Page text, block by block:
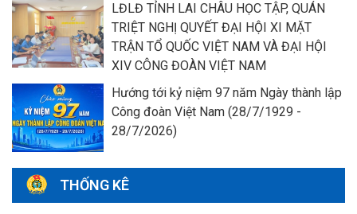
LĐLĐ TỈNH LAI CHÂU HỌC TẬP, QUÁN
TRIỆT NGHỊ QUYẾT ĐẠI HỘI XI MẶT
TRẬN TỔ QUỐC VIỆT NAM VÀ ĐẠI HỘI
XIV CÔNG ĐOÀN VIỆT NAM
Hướng tới kỷ niệm 97 năm Ngày thành lập
Công đoàn Việt Nam (28/7/1929 -
28/7/2026)
THỐNG KÊ